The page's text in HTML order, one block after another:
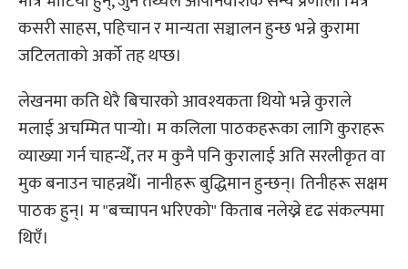
कसरी साहस, पहिचान र मान्यता सञ्चालन हुन्छ भन्ने कुरामा
जटिलताको अर्को तह थप्छ।
लेखनमा कति धेरै बिचारको आवश्यकता थियो भन्ने कुराले
मलाई अचम्मित पार्‍यो। म कलिला पाठकहरूका लागि कुराहरू
व्याख्या गर्न चाहन्थेँ, तर म कुनै पनि कुरालाई अति सरलीकृत वा
मुक बनाउन चाहन्नथेँ। नानीहरू बुद्धिमान हुन्छन्। तिनीहरू सक्षम
पाठक हुन्। म "बच्चापन भरिएको" किताब नलेख्ने दृढ संकल्पमा
थिएँ।